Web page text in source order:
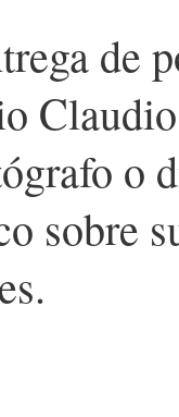
de
o
sobre